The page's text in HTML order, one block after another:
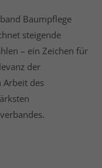
Baumpflege
steigende
– ein Zeichen für
der
Arbeit des